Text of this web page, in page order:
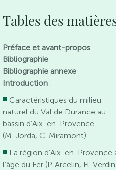
Tables des
Préface et avant-propos
Bibliographie
Bibliographie annexe
Introduction :
Caractéristiques du milieu
naturel du Val de Durance au
bassin d’Aix-en-Provence
(M. Jorda, C. Miramont)
La région d’Aix-en-Provence
l’âge du Fer (P. Arcelin, Fl.